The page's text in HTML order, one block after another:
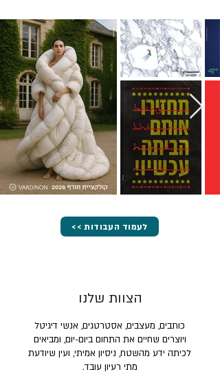
<< לעמוד העבודות
הצוות שלנו
כותבים, מעצבים, אסטרטגים, אנשי דיגיטל
ויוצרים שחיים את התחום ביום-יום, ומביאים
לכיתה ידע מהשטח, ניסיון אמיתי, ועין שיודעת
מתי רעיון עובד.